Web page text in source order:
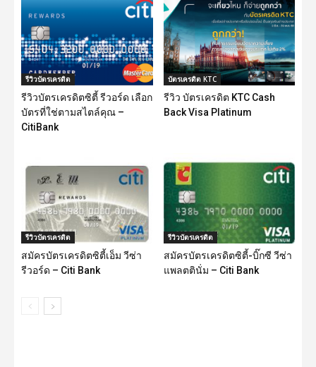
รีวิวบัตรเครดิต
รีวิวบัตรเครดิตซิตี้ รีวอร์ด เลือก
บัตรที่ใช่ตามสไตล์คุณ –
CitiBank
บัตรเครดิต KTC
รีวิว บัตรเครดิต KTC Cash
Back Visa Platinum
รีวิวบัตรเครดิต
สมัครบัตรเครดิตซิตี้เอ็ม วีซ่า
รีวอร์ด – Citi Bank
รีวิวบัตรเครดิต
สมัครบัตรเครดิตซิตี้-บิ๊กซี วีซ่า
แพลตตินั่ม – Citi Bank